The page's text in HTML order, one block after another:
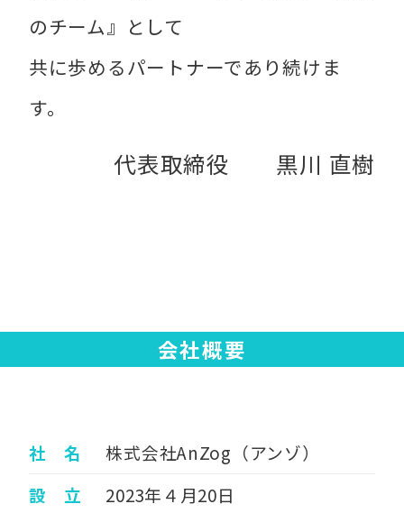
のチーム』として
共に歩めるパートナーであり続けま
す。
代表取締役 黒川 直樹
会社概要
社 名
株式会社AnZog（アンゾ）
設 立
2023年４月20日